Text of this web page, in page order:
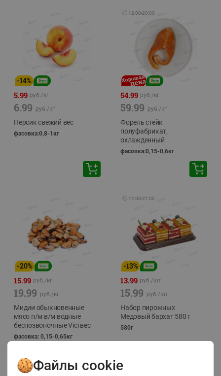
-14%
5.99 руб./кг
6.99 руб./кг
Персик свежий вес
фасовка:0,8-1кг
🕘 12:00-20:00
54.99 руб./кг
59.99 руб./кг
Форель стейк
полуфабрикат,
охлажденный
фасовка:0,15-0,6кг
-20%
15.99 руб./кг
19.99 руб./кг
Мидии обыкновенные
мясо п/м в/м водные
беспозвоночные Vici вес
фасовка: 0,15-0,65кг
🕘 12:00-21:00
-13%
13.99 руб./шт
15.99 руб./шт
Набор пирожных
Медовый бархат 580 г
580г
Файлы cookie